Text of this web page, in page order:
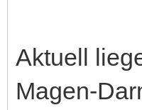
Aktuell
Magen-